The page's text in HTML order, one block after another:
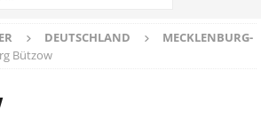
DEUTSCHLAND
MECKLENBURG-
Bützow